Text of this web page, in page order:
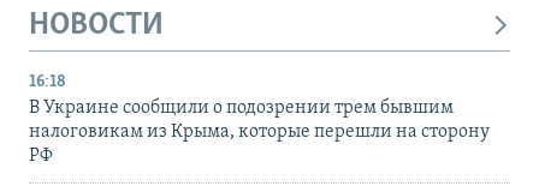
НОВОСТИ
16:18
В Украине сообщили о подозрении трем бывшим
налоговикам из Крыма, которые перешли на сторону
РФ